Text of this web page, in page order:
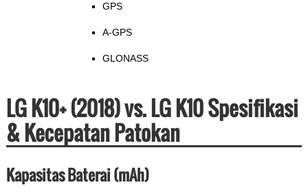
GPS
A-GPS
GLONASS
LG K10+ (2018) vs. LG K10 Spesifikasi
& Kecepatan Patokan
Kapasitas Baterai (mAh)